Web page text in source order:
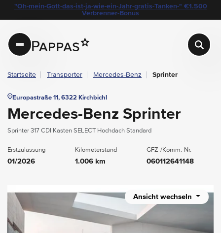
Navigation überspringen
Zum Hauptcontent
Zur Hauptnavigation springen
layout.table-of-content
Technische Daten
Fahrzeugausstattung
Standort & Ansprechpartner
Das könnte Sie auch interessieren
"Oh-mein-Gott-das-ist-ja-wie-ein-Jahr-gratis-Tanken-" €1.500
Verbrenner-Bonus
Pappas
Startseite Transporter Mercedes-Benz Sprinter
Europastraße 11, 6322 Kirchbichl
Mercedes-Benz Sprinter
Sprinter 317 CDI Kasten SELECT Hochdach Standard
Erstzulassung
01/2026
Kilometerstand
1.006 km
GFZ-/Komm.-Nr.
060112641148
Ansicht wechseln